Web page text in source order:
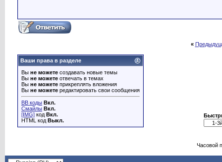
«
Ваши права в разделе
Вы не можете создавать новые темы
Вы не можете отвечать в темах
Вы не можете прикреплять вложения
Вы не можете редактировать свои сообщения
BB коды Вкл.
Смайлы Вкл.
[IMG] код Вкл.
HTML код Выкл.
Часовой